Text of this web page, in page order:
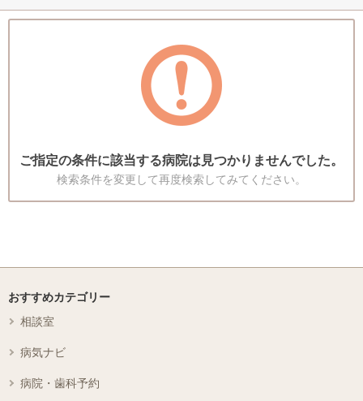
ご指定の条件に該当する病院は見つかりませんでした。
検索条件を変更して再度検索してみてください。
おすすめカテゴリー
相談室
病気ナビ
病院・歯科予約